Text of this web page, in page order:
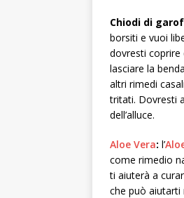
Chiodi di
borsiti e vuoi
dovresti coprire
lasciare la
altri rimedi
tritati. Dovresti
dell’alluce.
Aloe Vera: l’
come rimedio
ti aiuterà a
che può aiutarti